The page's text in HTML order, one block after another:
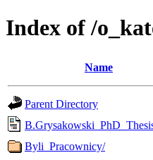
Index of /
Name
Parent Directory
Byli_Pracownicy/